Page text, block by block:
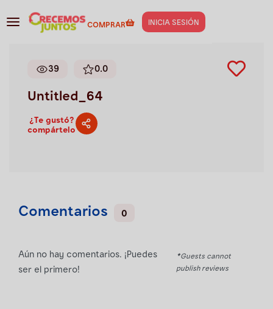
COMPRAR INICIA SESIÓN
Gestión de negocios>Untitled_64
39 0.0
Untitled_64
¿Te gustó?
compártelo
Comentarios 0
Aún no hay comentarios. ¡Puedes
ser el primero!
*Guests cannot
publish reviews